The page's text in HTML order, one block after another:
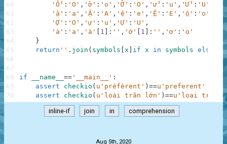
'Ổ' : 'O' , 'ở' : 'o' , 'Ở' : 'O' , 'ử' : 'u' , 'Ử' : 'U' 'ặ'
'ậ' : 'a' , 'Ậ' : 'A' , 'ệ' : 'e' , 'Ệ' : 'E' , 'ộ' : 'o' 'Ộ'
'Ợ' : 'O' , 'ự' : 'u' , 'Ự' : 'U' ,
'à' : 'a' , 'à' 1 : '' , 'ớ' 1 : '' , 'ơ' : 'o'
}
return '' . join ( symbols x if x in symbols else
if __name__ == '__main__' :
assert
checkio ( u'préfèrent' ) ==u'preferent'
assert
checkio ( u'loài trăn lớn' ) ==u'loai tran
60
61
62
63
64
65
66
67
68
69
70
inline-if join in comprehension
Aug 5th, 2020